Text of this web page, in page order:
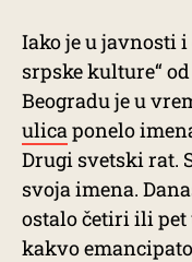
Iako je u javnosti
srpske kulture“
Beogradu je u
ulicaponelo
Drugi svetski rat.
svoja imena.
ostalo četiri ili pet
kakvo